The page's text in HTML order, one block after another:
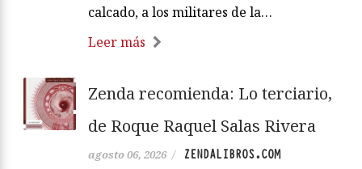
calcado, a los militares de la…
Leer más
Zenda recomienda: Lo terciario,
de Roque Raquel Salas Rivera
agosto 06, 2026 / ZENDALIBROS.COM